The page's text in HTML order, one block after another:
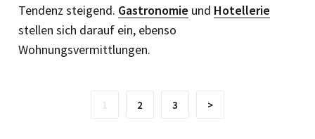
Tendenz steigend. Gastronomie und Hotellerie
stellen sich darauf ein, ebenso
Wohnungsvermittlungen.
2 3 >